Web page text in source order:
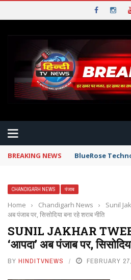
BREAKING NEWS BlueRose
CHANDIGARH NEWS पंजाब
Home › Chandigarh News ›
Sunil
अब पंजाब पर, सिसोदिया बना रहे शराब नीति
SUNIL JAKHAR
‘आपदा’ अब पंजाब पर,
BY HINDITVNEWS FEBRUARY